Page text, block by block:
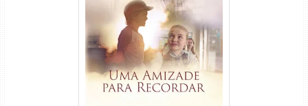
Uma Amizade para Recordar
Torrent (2025) WEB-DL 1080p
Dual Áudio